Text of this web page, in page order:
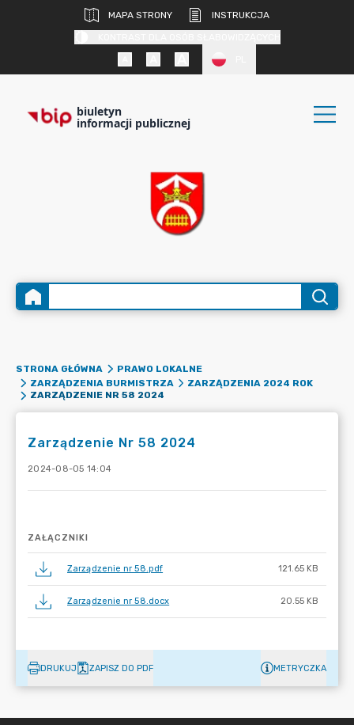
MAPA STRONY
INSTRUKCJA
biuletyn
informacji publicznej
STRONA GŁÓWNA
PRAWO LOKALNE
ZARZĄDZENIA BURMISTRZA
ZARZĄDZENIA 2024 ROK
ZARZĄDZENIE NR 58 2024
Zarządzenie Nr 58 2024
2024-08-05 14:04
ZAŁĄCZNIKI
Zarządzenie nr 58.pdf 121.65 KB
Zarządzenie nr 58.docx 20.55 KB
DRUKUJ ZAPISZ DO PDF METRYCZKA